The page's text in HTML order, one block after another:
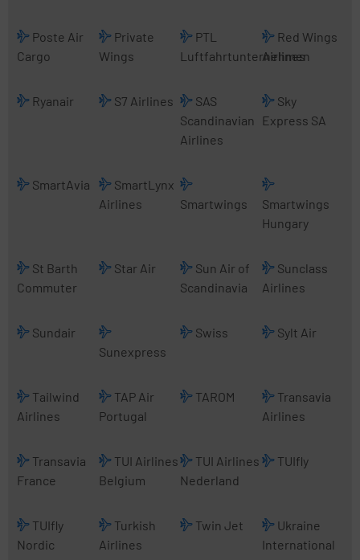
Poste Air
Cargo
Private
Wings
PTL
Luftfahrtunternehmen
Red Wings
Airlines
Ryanair S7 Airlines
SAS
Scandinavian
Airlines
Sky
Express SA
SmartAvia
SmartLynx
Airlines
Smartwings
Smartwings
Hungary
St Barth
Commuter
Star Air
Sun Air of
Scandinavia
Sunclass
Airlines
Sundair
Sunexpress
Swiss Sylt Air
Tailwind
Airlines
TAP Air
Portugal
TAROM
Transavia
Airlines
Transavia
France
TUI Airlines
Belgium
TUI Airlines
Nederland
TUIfly
TUIfly
Nordic
Turkish
Airlines
Twin Jet
Ukraine
International